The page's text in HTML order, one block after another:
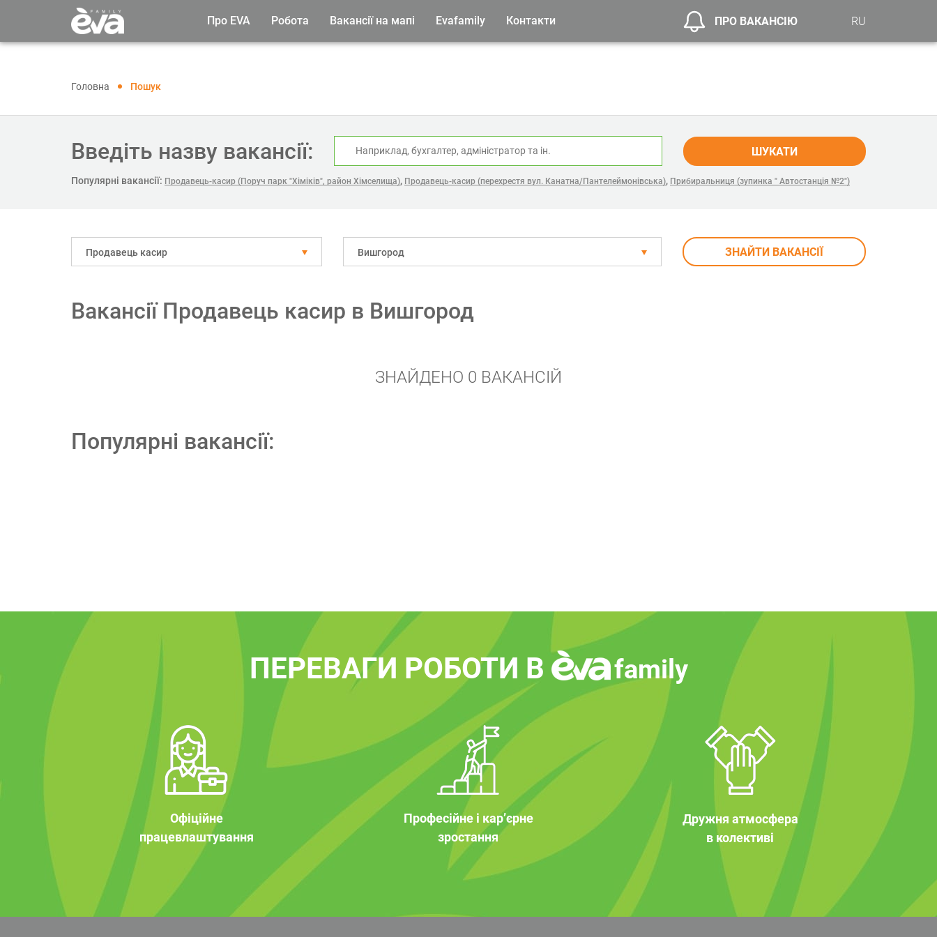
Про EVA Робота Вакансії на мапі Evafamily Контакти ПРО ВАКАНСІЮ RU
Головна Пошук
Введіть назву вакансії: ШУКАТИ
Популярні вакансії: Продавець-касир (Поруч парк "Хіміків", район Хімселища), Продавець-касир (перехрестя вул. Канатна/Пантелеймонівська), Прибиральниця (зупинка " Автостанція №2")
Продавець касир Вишгород ЗНАЙТИ ВАКАНСІЇ
Вакансії Продавець касир в Вишгород
ЗНАЙДЕНО 0 ВАКАНСІЙ
Популярні вакансії:
ПЕРЕВАГИ РОБОТИ В family
Офіційне
працевлаштування
Професійне і кар’єрне
зростання
Дружня атмосфера
в колективі